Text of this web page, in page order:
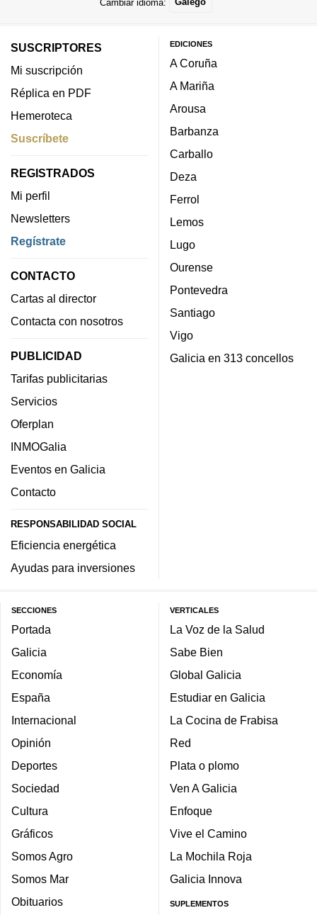
SUSCRIPTORES
Mi suscripción
Réplica en PDF
Hemeroteca
Suscríbete
REGISTRADOS
Mi perfil
Newsletters
Regístrate
CONTACTO
Cartas al director
Contacta con nosotros
PUBLICIDAD
Tarifas publicitarias
Servicios
Oferplan
INMOGalia
Eventos en Galicia
Contacto
RESPONSABILIDAD SOCIAL
Eficiencia energética
Ayudas para inversiones
EDICIONES
A Coruña
A Mariña
Arousa
Barbanza
Carballo
Deza
Ferrol
Lemos
Lugo
Ourense
Pontevedra
Santiago
Vigo
Galicia en 313 concellos
SECCIONES
Portada
Galicia
Economía
España
Internacional
Opinión
Deportes
Sociedad
Cultura
Gráficos
Somos Agro
Somos Mar
Obituarios
VERTICALES
La Voz de la Salud
Sabe Bien
Global Galicia
Estudiar en Galicia
La Cocina de Frabisa
Red
Plata o plomo
Ven A Galicia
Enfoque
Vive el Camino
La Mochila Roja
Galicia Innova
SUPLEMENTOS